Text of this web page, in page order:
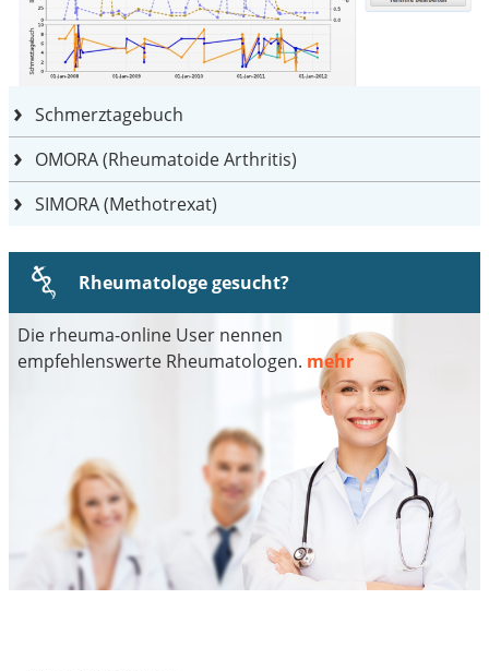
Schmerztagebuch
OMORA (Rheumatoide Arthritis)
SIMORA (Methotrexat)
Rheumatologe gesucht?
Die rheuma-online User nennen
empfehlenswerte Rheumatologen. mehr